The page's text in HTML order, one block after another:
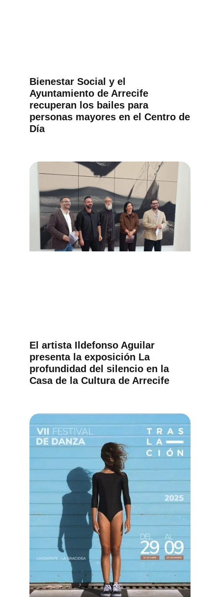
Bienestar Social y el
Ayuntamiento de Arrecife
recuperan los bailes para
personas mayores en el Centro de
Día
El artista Ildefonso Aguilar
presenta la exposición La
profundidad del silencio en la
Casa de la Cultura de Arrecife